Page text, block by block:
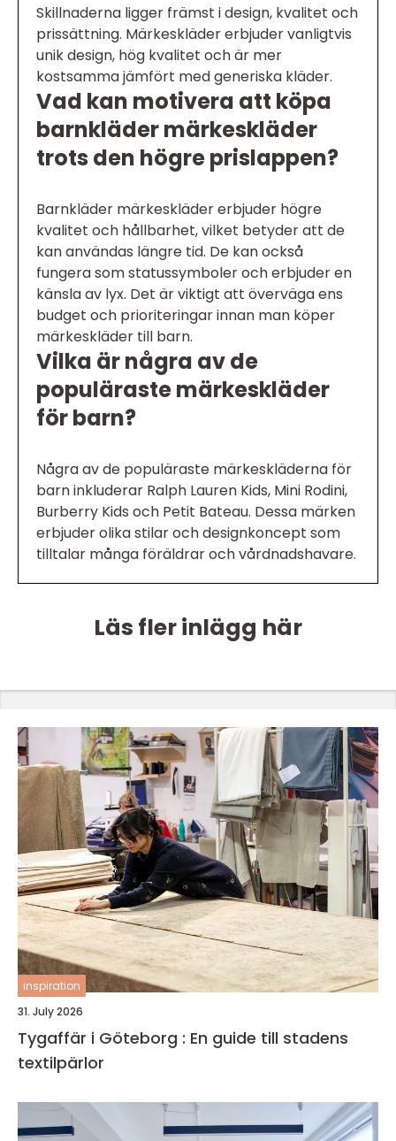
Skillnaderna ligger främst i design, kvalitet och
prissättning. Märkeskläder erbjuder vanligtvis
unik design, hög kvalitet och är mer
kostsamma jämfört med generiska kläder.
Vad kan motivera att köpa
barnkläder märkeskläder
trots den högre prislappen?
Barnkläder märkeskläder erbjuder högre
kvalitet och hållbarhet, vilket betyder att de
kan användas längre tid. De kan också
fungera som statussymboler och erbjuder en
känsla av lyx. Det är viktigt att överväga ens
budget och prioriteringar innan man köper
märkeskläder till barn.
Vilka är några av de
populäraste märkeskläder
för barn?
Några av de populäraste märkeskläderna för
barn inkluderar Ralph Lauren Kids, Mini Rodini,
Burberry Kids och Petit Bateau. Dessa märken
erbjuder olika stilar och designkoncept som
tilltalar många föräldrar och vårdnadshavare.
Läs fler inlägg här
inspiration
31. July 2026
Tygaffär i Göteborg : En guide till stadens
textilpärlor